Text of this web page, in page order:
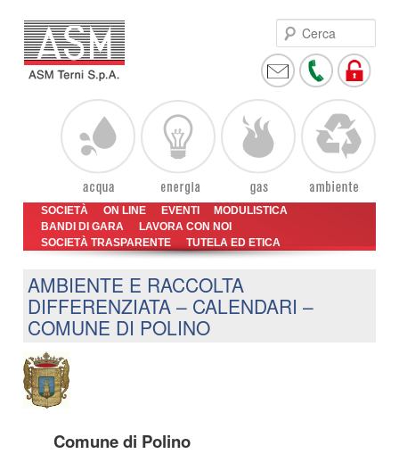
Menu
principale
Vai
al
contenuto
Vai
al
contenuto
SOCIETÀ ON LINE EVENTI
MODULISTICA
BANDI DI GARA
LAVORA CON NOI
SOCIETÀ TRASPARENTE
TUTELA ED ETICA
AMBIENTE E RACCOLTA
DIFFERENZIATA – CALENDARI –
COMUNE DI POLINO
Comune di Polino